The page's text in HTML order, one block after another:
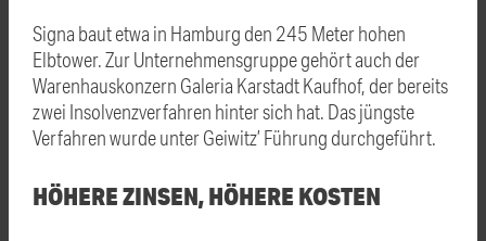
Signa baut etwa in Hamburg den 245 Meter hohen
Elbtower. Zur Unternehmensgruppe gehört auch der
Warenhauskonzern Galeria Karstadt Kaufhof, der bereits
zwei Insolvenzverfahren hinter sich hat. Das jüngste
Verfahren wurde unterGeiwitz’ Führung durchgeführt.
HÖHERE ZINSEN, HÖHERE KOSTEN